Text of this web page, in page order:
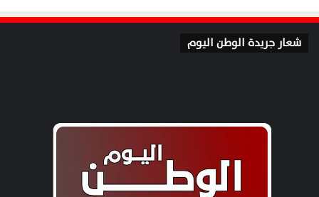
شعار جريدة الوطن اليوم